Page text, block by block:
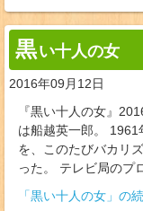
黒い十人の女
2016年09月12日
『黒い十人の女』
は船越英一郎。
を、このたびバカリ
った。 テレビ局のプ
「黒い十人の女」の